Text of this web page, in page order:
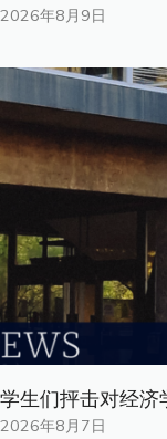
2026年8月9日
学生们抨击对经济
2026年8月7日